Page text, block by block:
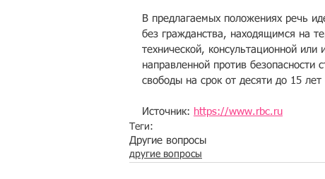
В предлагаемых положениях речь
без гражданства, находящимся на
технической, консультационной
направленной против безопасности
свободы на срок от десяти до 15
Источник: https://www.rbc.ru
Теги:
Другие вопросы
другие вопросы